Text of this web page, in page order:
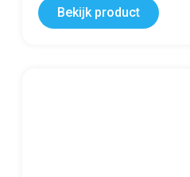
Bekijk product